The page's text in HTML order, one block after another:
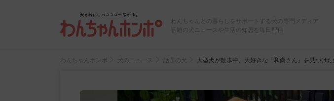
わんちゃんとの暮らしをサポートする犬の専門メディア
話題の犬ニュースや生活の知恵を毎日配信
わんちゃんホンポ 犬のニュース 話題の犬 大型犬が散歩中、大好きな『和尚さん』を見つけ